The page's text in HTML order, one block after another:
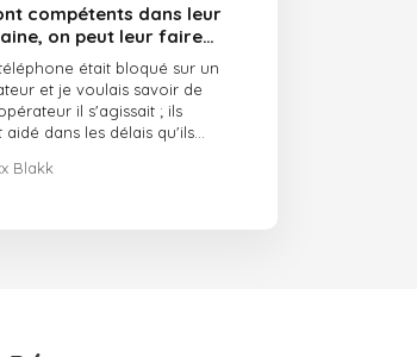
compétents dans leur
on peut leur faire
et ils sont toujours
était bloqué sur un
et je voulais savoir de
il s'agissait ; ils
aidé dans les délais qu'ils
Blakk